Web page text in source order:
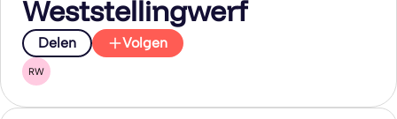
Weststellingwerf
Delen Volgen
RW